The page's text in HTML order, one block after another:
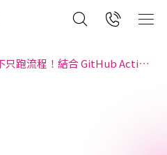
程！結合 GitHub Actions 實現敏捷開發與自動化部署